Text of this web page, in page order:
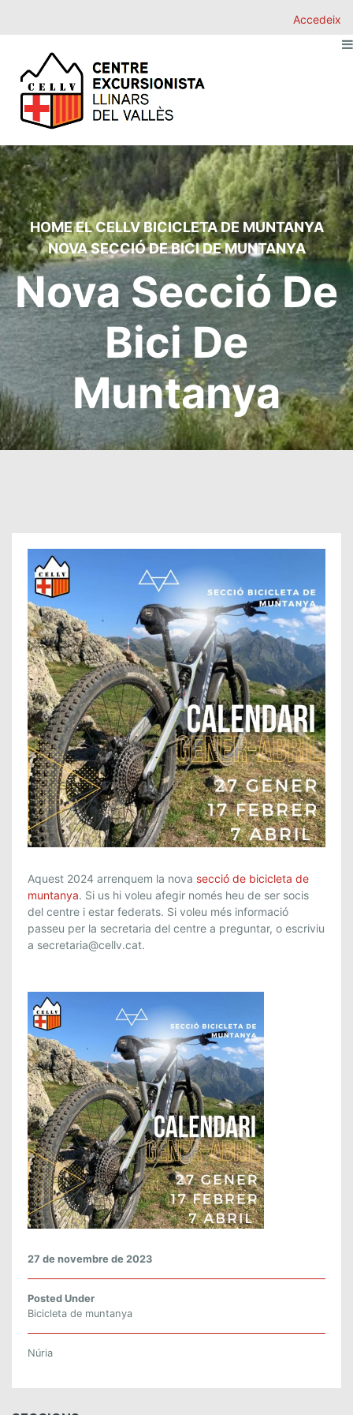
Accedeix
HOMEEL CELLVBICICLETA DE MUNTANYA
NOVA SECCIÓ DE BICI DE MUNTANYA
Nova Secció De
Bici De
Muntanya
N
O
V
A
S
C
C
Ó
D
E
B
I
C
I
D
E
M
U
T
A
N
Y
A
Aquest 2024 arrenquem la nova secció de bicicleta de
muntanya. Si us hi voleu afegir només heu de ser socis
del centre i estar federats. Si voleu més informació
passeu per la secretaria del centre a preguntar, o escriviu
a secretaria@cellv.cat.
27 de novembre de 2023
Posted Under
Bicicleta de muntanya
Núria